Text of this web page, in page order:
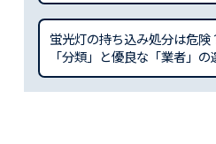
蛍光灯の持ち込み処分は危
「分類」と優良な「業者」の